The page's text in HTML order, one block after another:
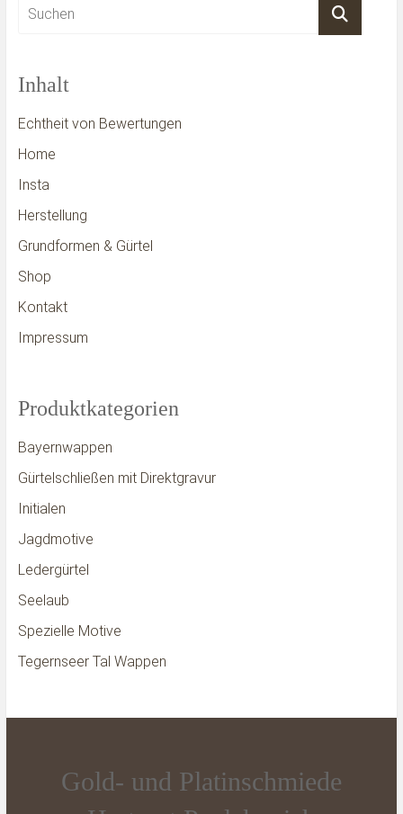
Inhalt
Echtheit von Bewertungen
Home
Insta
Herstellung
Grundformen & Gürtel
Shop
Kontakt
Impressum
Produktkategorien
Bayernwappen
Gürtelschließen mit Direktgravur
Initialen
Jagdmotive
Ledergürtel
Seelaub
Spezielle Motive
Tegernseer Tal Wappen
Gold- und Platinschmiede